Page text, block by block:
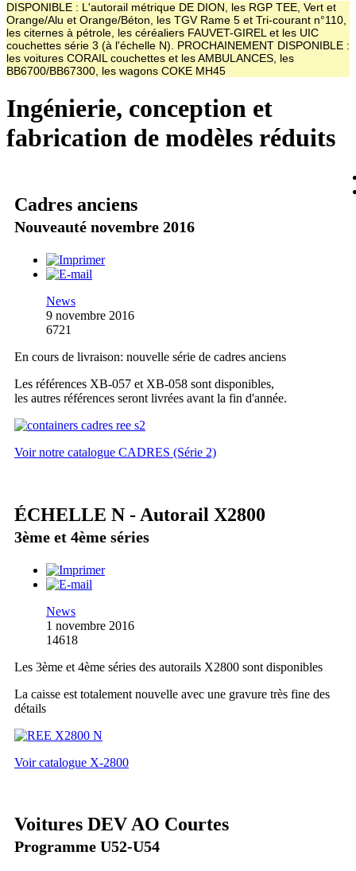
DISPONIBLE : L'autorail métrique DE DION, les RGP TEE, Vert et
Orange/Alu et Orange/Béton, les TGV Rame 5 et Tri-courant n°110,
les citernes à pétrole, les céréaliers FAUVET-GIREL et les UIC
couchettes série 3 (à l'échelle N). PROCHAINEMENT DISPONIBLE :
les voitures CORAIL couchettes et les AMBULANCES, les
BB6700/BB67300, les wagons COKE MH45
Ingénierie, conception et
fabrication de modèles réduits
Cadres anciens
Nouveauté novembre 2016
News
9 novembre 2016
6721
En cours de livraison: nouvelle série de cadres anciens
Les références XB-057 et XB-058 sont disponibles,
les autres références seront livrées avant la fin d'année.
Voir notre catalogue CADRES (Série 2)
ÉCHELLE N - Autorail X2800
3ème et 4ème séries
News
1 novembre 2016
14618
Les 3ème et 4ème séries des autorails X2800 sont disponibles
La caisse est totalement nouvelle avec une gravure très fine des
détails
Voir catalogue X-2800
Voitures DEV AO Courtes
Programme U52-U54